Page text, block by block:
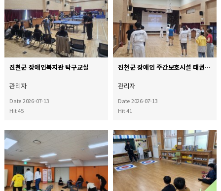
진천군 장애인복지관 탁구교실
관리자
Date 2026-07-13
Hit 45
진천군 장애인 주간보호시설 태권도교실
관리자
Date 2026-07-13
Hit 41